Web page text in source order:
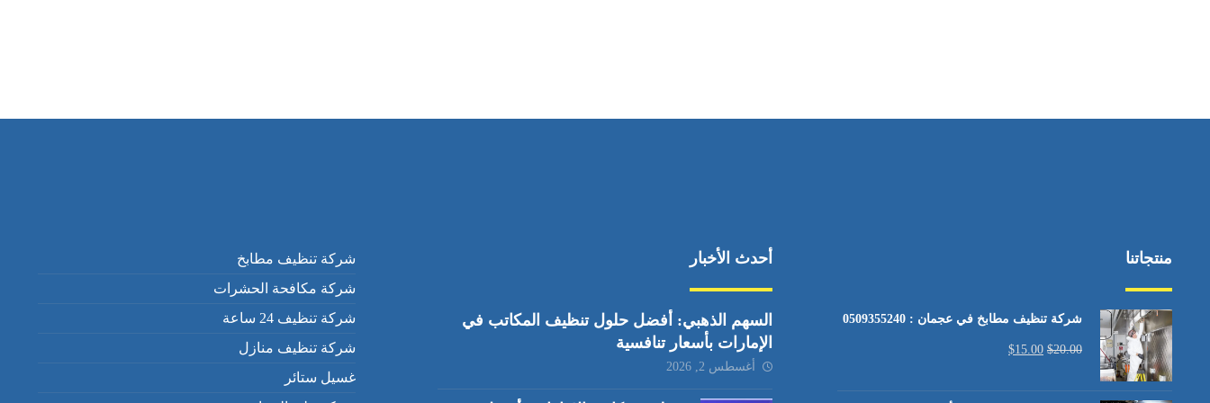
منتجاتنا
شركة تنظيف مطابخ في عجمان : 0509355240
$20.00
$15.00
أحدث الأخبار
السهم الذهبي: أفضل حلول تنظيف المكاتب في
الإمارات بأسعار تنافسية
أغسطس 2, 2026
شركة تنظيف مطابخ
شركة مكافحة الحشرات
شركة تنظيف 24 ساعة
شركة تنظيف منازل
غسيل ستائر